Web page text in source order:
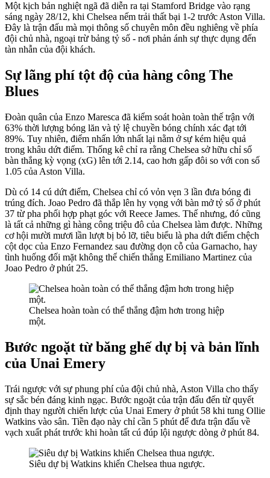
Một kịch bản nghiệt ngã đã diễn ra tại Stamford Bridge vào rạng
sáng ngày 28/12, khi Chelsea nếm trải thất bại 1-2 trước Aston Villa.
Đây là trận đấu mà mọi thông số chuyên môn đều nghiêng về phía
đội chủ nhà, ngoại trừ bảng tỷ số - nơi phản ánh sự thực dụng đến
tàn nhẫn của đội khách.
Sự lãng phí tột độ của hàng công The
Blues
Đoàn quân của Enzo Maresca đã kiểm soát hoàn toàn thế trận với
63% thời lượng bóng lăn và tỷ lệ chuyền bóng chính xác đạt tới
89%. Tuy nhiên, điểm nhấn lớn nhất lại nằm ở sự kém hiệu quả
trong khâu dứt điểm. Thống kê chỉ ra rằng Chelsea sở hữu chỉ số
bàn thắng kỳ vọng (xG) lên tới 2.14, cao hơn gấp đôi so với con số
1.05 của Aston Villa.
Dù có 14 cú dứt điểm, Chelsea chỉ có vỏn vẹn 3 lần đưa bóng đi
trúng đích. Joao Pedro đã thắp lên hy vọng với bàn mở tỷ số ở phút
37 từ pha phối hợp phạt góc với Reece James. Thế nhưng, đó cũng
là tất cả những gì hàng công triệu đô của Chelsea làm được. Những
cơ hội mười mươi lần lượt bị bỏ lỡ, tiêu biểu là pha dứt điểm chệch
cột dọc của Enzo Fernandez sau đường dọn cỗ của Garnacho, hay
tình huống đối mặt không thể chiến thắng Emiliano Martinez của
Joao Pedro ở phút 25.
Chelsea hoàn toàn có thể thắng đậm hơn trong hiệp
một.
Bước ngoặt từ băng ghế dự bị và bản lĩnh
của Unai Emery
Trái ngược với sự phung phí của đội chủ nhà, Aston Villa cho thấy
sự sắc bén đáng kinh ngạc. Bước ngoặt của trận đấu đến từ quyết
định thay người chiến lược của Unai Emery ở phút 58 khi tung Ollie
Watkins vào sân. Tiền đạo này chỉ cần 5 phút để đưa trận đấu về
vạch xuất phát trước khi hoàn tất cú đúp lội ngược dòng ở phút 84.
Siêu dự bị Watkins khiến Chelsea thua ngược.